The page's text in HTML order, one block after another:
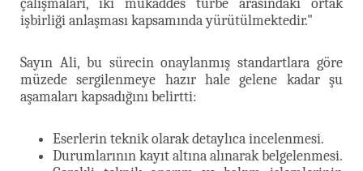
çalışmaları, iki mukaddes türbe arasındaki ortak
işbirliği anlaşması kapsamında yürütülmektedir."
Sayın Ali, bu sürecin onaylanmış standartlara göre
müzede sergilenmeye hazır hale gelene kadar şu
aşamaları kapsadığını belirtti:
Eserlerin teknik olarak detaylıca incelenmesi.
Durumlarının kayıt altına alınarak belgelenmesi.